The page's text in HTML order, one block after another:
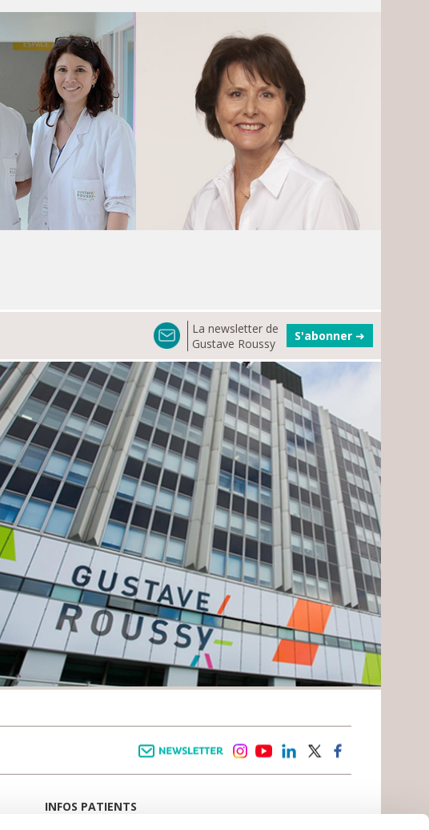
La newsletter de
Gustave Roussy
S'abonner ➜
INFOS PATIENTS